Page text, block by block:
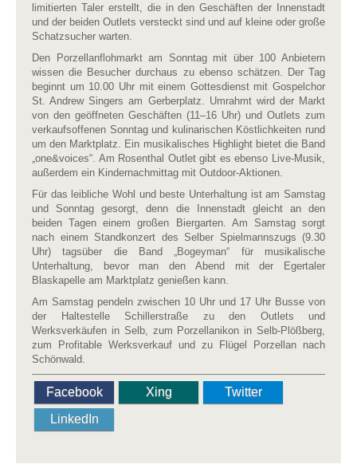
limitierten Taler erstellt, die in den Geschäften der Innenstadt
und der beiden Outlets versteckt sind und auf kleine oder große
Schatzsucher warten.
Den Porzellanflohmarkt am Sonntag mit über 100 Anbietern
wissen die Besucher durchaus zu ebenso schätzen. Der Tag
beginnt um 10.00 Uhr mit einem Gottesdienst mit Gospelchor
St. Andrew Singers am Gerberplatz. Umrahmt wird der Markt
von den geöffneten Geschäften (11–16 Uhr) und Outlets zum
verkaufsoffenen Sonntag und kulinarischen Köstlichkeiten rund
um den Marktplatz. Ein musikalisches Highlight bietet die Band
„one&voices“. Am Rosenthal Outlet gibt es ebenso Live-Musik,
außerdem ein Kindernachmittag mit Outdoor-Aktionen.
Für das leibliche Wohl und beste Unterhaltung ist am Samstag
und Sonntag gesorgt, denn die Innenstadt gleicht an den
beiden Tagen einem großen Biergarten. Am Samstag sorgt
nach einem Standkonzert des Selber Spielmannszugs (9.30
Uhr) tagsüber die Band „Bogeyman“ für musikalische
Unterhaltung, bevor man den Abend mit der Egertaler
Blaskapelle am Marktplatz genießen kann.
Am Samstag pendeln zwischen 10 Uhr und 17 Uhr Busse von
der Haltestelle Schillerstraße zu den Outlets und
Werksverkäufen in Selb, zum Porzellanikon in Selb-Plößberg,
zum Profitable Werksverkauf und zu Flügel Porzellan nach
Schönwald.
Facebook Xing
Twitter
LinkedIn